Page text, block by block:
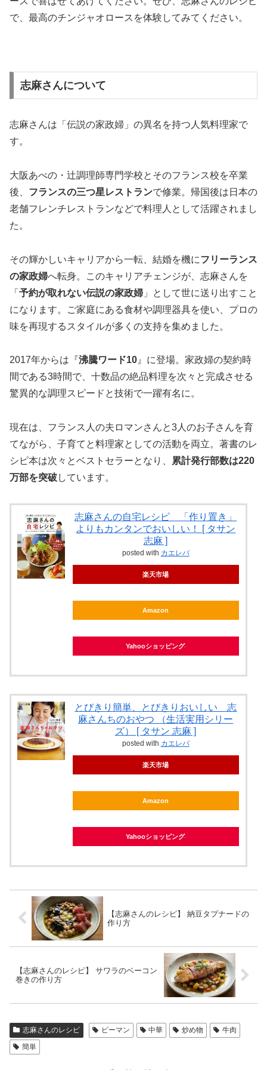
で、最高のチンジャオロースを体験してみてください。
志麻さんについて
志麻さんは「伝説の家政婦」の異名を持つ人気料理家で
す。
大阪あべの・辻調理師専門学校とそのフランス校を卒業
後、 フランスの三つ星レストランで修業。帰国後は日本の
老舗フレンチレストランなどで料理人として活躍されまし
た。
その輝かしいキャリアから一転、結婚を機にフリーランス
の家政婦へ転身。このキャリアチェンジが、志麻さんを
「 予約が取れない伝説の家政婦 」として世に送り出すこと
になります。ご家庭にある食材や調理器具を使い、プロの
味を再現するスタイルが多くの支持を集めました。
2017年からは『 沸騰ワード10』に登場。家政婦の契約時
間である3時間で、十数品の絶品料理を次々と完成させる
驚異的な調理スピードと技術で一躍有名に。
現在は、フランス人の夫ロマンさんと3人のお子さんを育
てながら、子育てと料理家としての活動を両立。著書のレ
シピ本は次々とベストセラーとなり、
累計発行部数は220
万部を突破しています。
志麻さんの自宅レシピ 「作り置き」
よりもカンタンでおいしい！ [ タサン
志麻 ]
posted with カエレバ
楽天市場
Amazon
Yahooショッピング
とびきり簡単、とびきりおいしい 志
麻さんちのおやつ （生活実用シリー
ズ） [ タサン 志麻 ]
posted with カエレバ
楽天市場
Amazon
Yahooショッピング
【志麻さんのレシピ】 納豆タプナードの
作り方
【志麻さんのレシピ】 サワラのベーコン
巻きの作り方
志麻さんのレシピ ピーマン 中華 炒め物
牛肉
簡単